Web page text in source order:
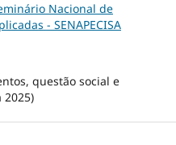
Nacional de
- SENAPECISA
questão social e
2025)